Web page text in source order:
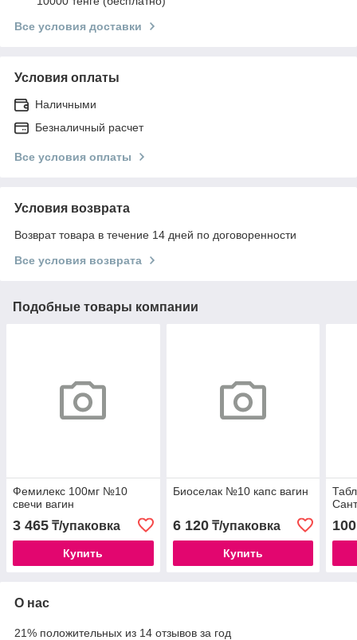
Все условия доставки
Условия оплаты
Наличными
Безналичный расчет
Все условия оплаты
Условия возврата
Возврат товара в течение 14 дней по договоренности
Все условия возврата
Подобные товары компании
Фемилекс 100мг №10
свечи вагин
3 465 ₸/упаковка
Купить
Биоселак №10 капс вагин
6 120₸/упаковка
Купить
100
О нас
21% положительных из 14 отзывов за год